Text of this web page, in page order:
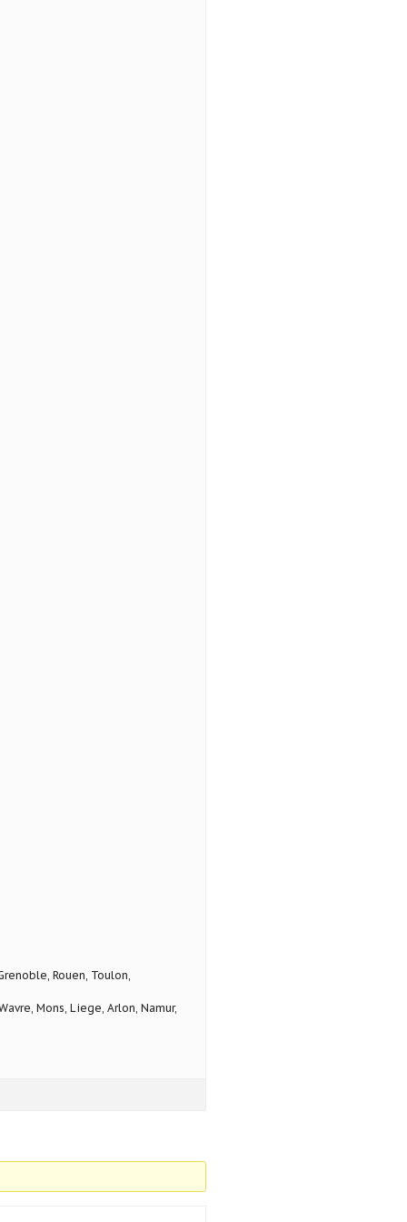
Rouen, Toulon,
Mons, Liege, Arlon, Namur,